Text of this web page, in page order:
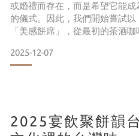
或婚禮而存在，而是希望它能
的儀式。因此，我們開始嘗試
「美感餅席」，從最初的茶酒
代漢餅擁有更多展示的可能性。
享受，更是一種文化的載體。透
2025-12-07
2025宴飲聚餅韻